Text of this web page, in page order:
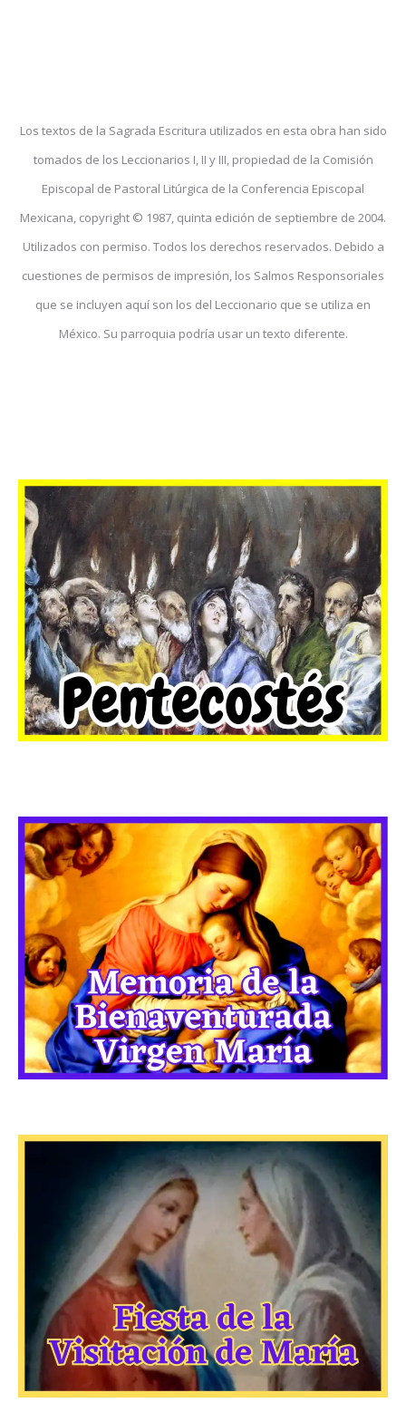
Los textos de la Sagrada Escritura utilizados en esta obra han sido
tomados de los Leccionarios I, II y III, propiedad de la Comisión
Episcopal de Pastoral Litúrgica de la Conferencia Episcopal
Mexicana, copyright © 1987, quinta edición de septiembre de 2004.
Utilizados con permiso. Todos los derechos reservados. Debido a
cuestiones de permisos de impresión, los Salmos Responsoriales
que se incluyen aquí son los del Leccionario que se utiliza en
México. Su parroquia podría usar un texto diferente.